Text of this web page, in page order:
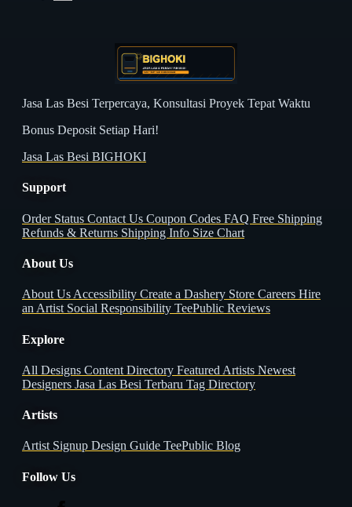
Jasa Las Besi Terpercaya, Konsultasi Proyek Tepat Waktu
Bonus Deposit Setiap Hari!
Jasa Las Besi BIGHOKI
Support
Order Status Contact Us Coupon Codes FAQ Free Shipping
Refunds & Returns Shipping Info Size Chart
About Us
About Us Accessibility Create a Dashery Store Careers Hire
an Artist Social Responsibility TeePublic Reviews
Explore
All Designs Content Directory Featured Artists Newest
Designers Jasa Las Besi Terbaru Tag Directory
Artists
Artist Signup Design Guide TeePublic Blog
Follow Us